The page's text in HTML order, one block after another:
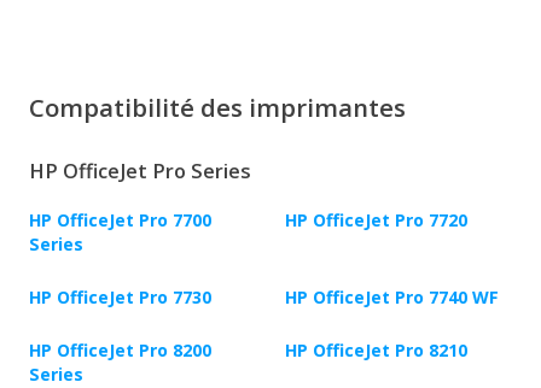
Compatibilité des imprimantes
HP OfficeJet Pro Series
HP OfficeJet Pro 7700
Series
HP OfficeJet Pro 7720
HP OfficeJet Pro 7730 HP OfficeJet Pro 7740 WF
HP OfficeJet Pro 8200
Series
HP OfficeJet Pro 8210